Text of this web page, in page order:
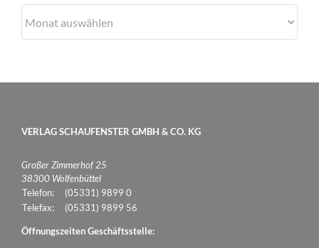
VERLAG SCHAUFENSTER GMBH & CO. KG
Großer Zimmerhof 25
38300 Wolfenbüttel
Telefon:
(05331) 9899 0
Telefax:
(05331) 9899 56
Öffnungszeiten Geschäftsstelle: